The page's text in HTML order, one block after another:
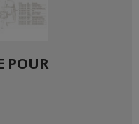
POUR